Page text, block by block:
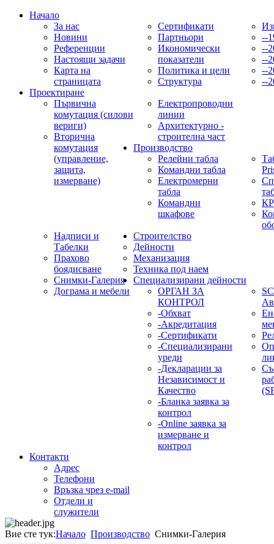
Начало
За нас
Новини
Референции
Настоящи задачи
Карта на
страницата
Сертификати
Партньори
Икономически
показатели
Политика и цели
Структура
--
--
--
--
--
Проектиране
Първична
комутация (силови
вериги)
Вторична
комутация
(управление,
защита,
измерване)
Електропроводни
линии
Архитектурно -
строителна част
Производство
Релейни табла
Командни табла
Електромерни
табла
Командни
шкафове
Надписи и
Табелки
Прахово
боядисване
Снимки-Галерия
Дограма и мебели
Строителство
Дейности
Механизация
Техника под наем
Специализирани дейности
ОРГАН ЗА
КОНТРОЛ
-Обхват
-Акредитация
-Сертификати
-Специализирани
уреди
-Декларации за
Независимост и
Качество
-Бланка заявка за
контрол
-Online заявка за
измерване и
контрол
Контакти
Адрес
Телефони
Връзка чрез e-mail
Отдели и
служители
Вие сте тук:Начало Производство Снимки-Галерия